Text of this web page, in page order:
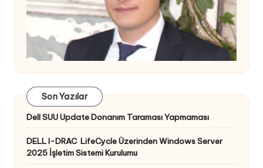
Son Yazılar
Dell SUU Update Donanım Taraması Yapmaması
DELL I-DRAC LifeCycle Üzerinden Windows Server
2025 İşletim Sistemi Kurulumu